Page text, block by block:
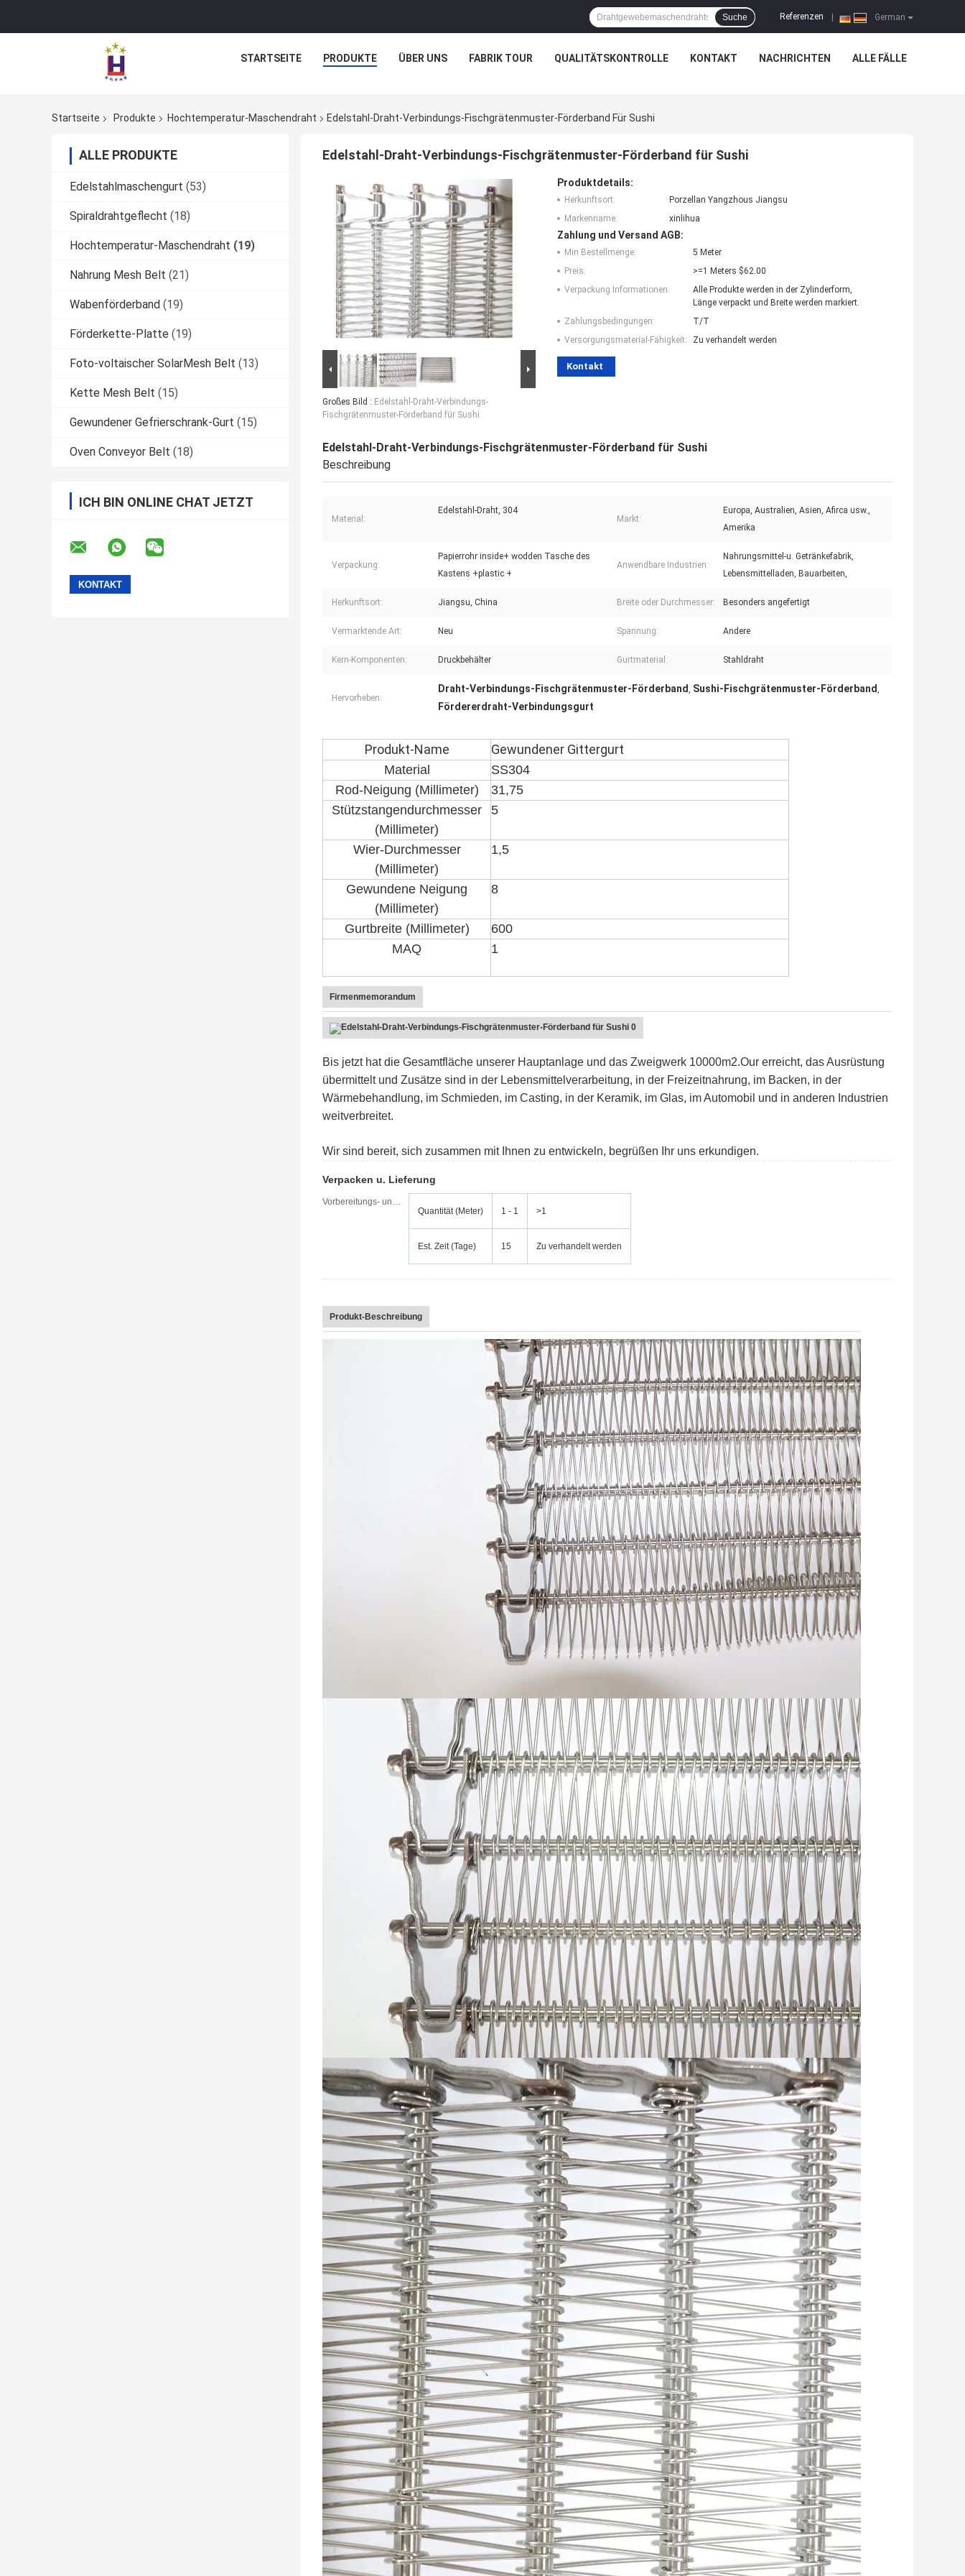
German
Referenzen
Suche
STARTSEITE PRODUKTE ÜBER UNS FABRIK TOUR QUALITÄTSKONTROLLE KONTAKT NACHRICHTEN ALLE FÄLLE
Startseite Produkte Hochtemperatur-Maschendraht Edelstahl-Draht-Verbindungs-Fischgrätenmuster-Förderband Für Sushi
ALLE PRODUKTE
Edelstahlmaschengurt (53)
Spiraldrahtgeflecht (18)
Hochtemperatur-Maschendraht (19)
Nahrung Mesh Belt (21)
Wabenförderband (19)
Förderkette-Platte (19)
Foto-voltaischer SolarMesh Belt (13)
Kette Mesh Belt (15)
Gewundener Gefrierschrank-Gurt (15)
Oven Conveyor Belt (18)
ICH BIN ONLINE CHAT JETZT
Edelstahl-Draht-Verbindungs-Fischgrätenmuster-Förderband für Sushi
Großes Bild : Edelstahl-Draht-Verbindungs-
Fischgrätenmuster-Förderband für Sushi
Produktdetails:
Herkunftsort:
Porzellan Yangzhous Jiangsu
Markenname:
xinlihua
Zahlung und Versand AGB:
Min Bestellmenge:
5 Meter
Preis:
>=1 Meters $62.00
Verpackung Informationen:
Alle Produkte werden in der Zylinderform,
Länge verpackt und Breite werden markiert.
Zahlungsbedingungen:
T/T
Versorgungsmaterial-Fähigkeit:
Zu verhandelt werden
Kontakt
Edelstahl-Draht-Verbindungs-Fischgrätenmuster-Förderband für Sushi
Beschreibung
Material:
Edelstahl-Draht, 304
Markt:
Europa, Australien, Asien, Afirca usw.,
Amerika
Verpackung:
Papierrohr inside+ wodden Tasche des
Kastens +plastic +
Anwendbare Industrien:
Nahrungsmittel-u. Getränkefabrik,
Lebensmittelladen, Bauarbeiten,
Herkunftsort: Jiangsu, China Breite oder Durchmesser: Besonders angefertigt
Vermarktende Art: Neu Spannung: Andere
Kern-Komponenten: Druckbehälter Gurtmaterial: Stahldraht
Hervorheben:
Draht-Verbindungs-Fischgrätenmuster-Förderband, Sushi-Fischgrätenmuster-Förderband,
Fördererdraht-Verbindungsgurt
Produkt-Name Gewundener Gittergurt
Material
SS304
Rod-Neigung (Millimeter)
31,75
Stützstangendurchmesser
(Millimeter)
5
Wier-Durchmesser
(Millimeter)
1,5
Gewundene Neigung
(Millimeter)
8
Gurtbreite (Millimeter)
600
MAQ
1
Firmenmemorandum
Bis jetzt hat die Gesamtfläche unserer Hauptanlage und das Zweigwerk 10000m2.Our erreicht, das Ausrüstung
übermittelt und Zusätze sind in der Lebensmittelverarbeitung, in der Freizeitnahrung, im Backen, in der
Wärmebehandlung, im Schmieden, im Casting, in der Keramik, im Glas, im Automobil und in anderen Industrien
weitverbreitet.
Wir sind bereit, sich zusammen mit Ihnen zu entwickeln, begrüßen Ihr uns erkundigen.
Verpacken u. Lieferung
Vorbereitungs- und Anlaufzeit:
Quantität (Meter)
1 - 1 >1
Est. Zeit (Tage) 15 Zu verhandelt werden
Produkt-Beschreibung